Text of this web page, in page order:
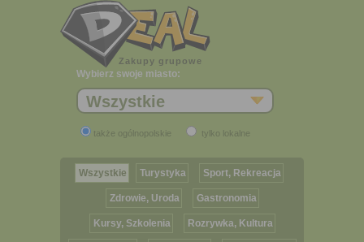
Zakupy grupowe
Wybierz swoje miasto:
Wszystkie
także ogólnopolskie tylko lokalne
Wszystkie Turystyka Sport, Rekreacja
Zdrowie, Uroda Gastronomia
Kursy, Szkolenia Rozrywka, Kultura